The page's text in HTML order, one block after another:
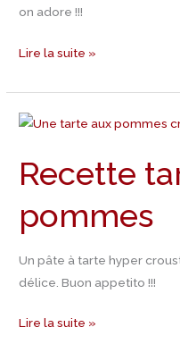
on adore !!!
Lire la suite »
Recette
pommes
Un pâte à tarte hyper
délice. Buon appetito !!!
Recette
aux
pommes
Lire la suite »